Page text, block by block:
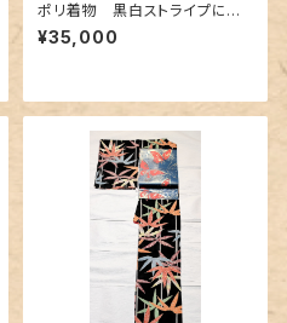
ポリ着物 黒白ストライプに猫
の刺繍
¥35,000